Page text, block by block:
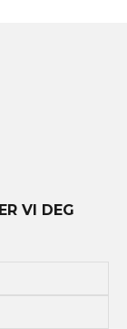
VI DEG